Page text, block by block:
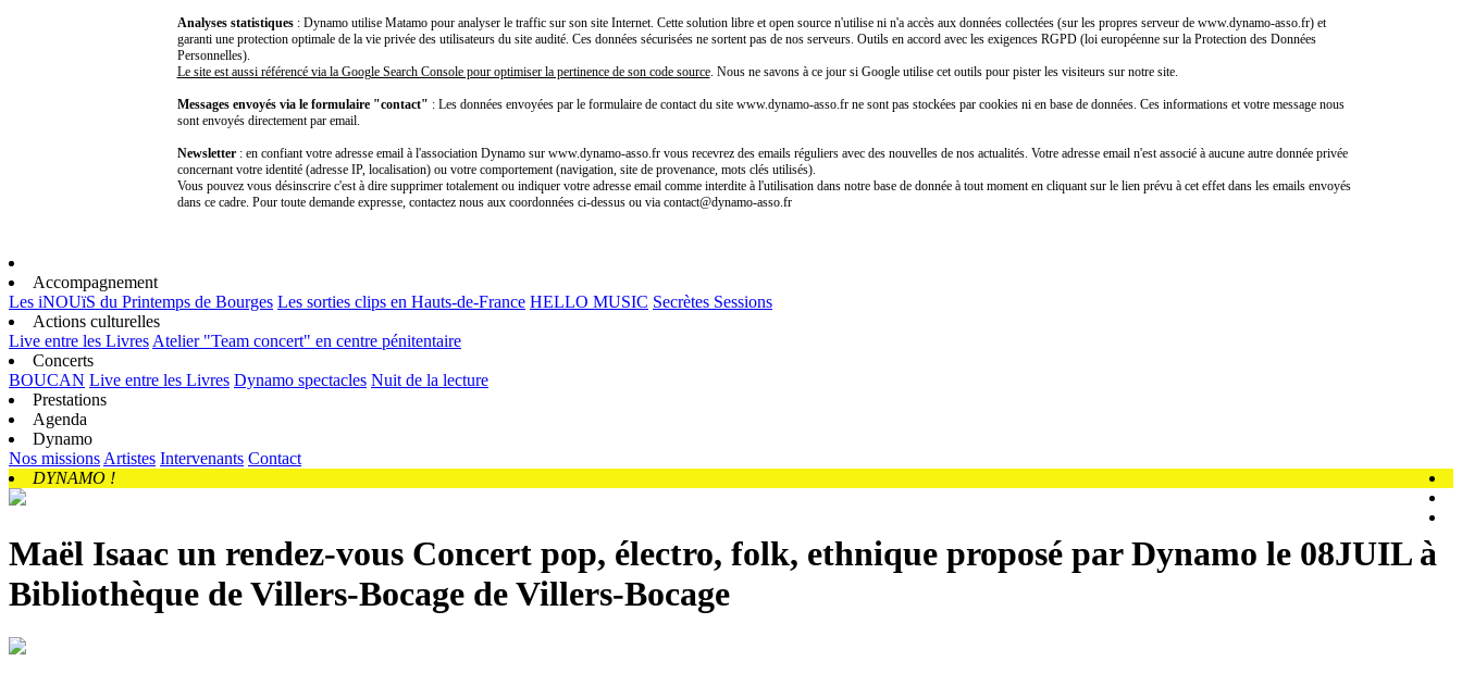
Analyses statistiques : Dynamo utilise Matamo pour analyser le traffic sur son site Internet. Cette solution libre et open source n'utilise ni n'a accès aux données collectées (sur les propres serveur de www.dynamo-asso.fr) et
garanti une protection optimale de la vie privée des utilisateurs du site audité. Ces données sécurisées ne sortent pas de nos serveurs. Outils en accord avec les exigences RGPD (loi européenne sur la Protection des Données
Personnelles).
Le site est aussi référencé via la Google Search Console pour optimiser la pertinence de son code source. Nous ne savons à ce jour si Google utilise cet outils pour pister les visiteurs sur notre site.
Messages envoyés via le formulaire "contact" : Les données envoyées par le formulaire de contact du site www.dynamo-asso.fr ne sont pas stockées par cookies ni en base de données. Ces informations et votre message nous
sont envoyés directement par email.
Newsletter : en confiant votre adresse email à l'association Dynamo sur www.dynamo-asso.fr vous recevrez des emails réguliers avec des nouvelles de nos actualités. Votre adresse email n'est associé à aucune autre donnée privée
concernant votre identité (adresse IP, localisation) ou votre comportement (navigation, site de provenance, mots clés utilisés).
Vous pouvez vous désinscrire c'est à dire supprimer totalement ou indiquer votre adresse email comme interdite à l'utilisation dans notre base de donnée à tout moment en cliquant sur le lien prévu à cet effet dans les emails envoyés
dans ce cadre. Pour toute demande expresse, contactez nous aux coordonnées ci-dessus ou via contact@dynamo-asso.fr
Accompagnement
Les iNOUïS du Printemps de Bourges Les sorties clips en Hauts-de-France HELLO MUSIC Secrètes Sessions
Actions culturelles
Live entre les Livres Atelier "Team concert" en centre pénitentaire
Concerts
BOUCAN Live entre les Livres Dynamo spectacles Nuit de la lecture
Prestations
Agenda
Dynamo
Nos missions Artistes Intervenants Contact
DYNAMO !
Maël Isaac un rendez-vous Concert pop, électro, folk, ethnique proposé par Dynamo le 08JUIL à
Bibliothèque de Villers-Bocage de Villers-Bocage